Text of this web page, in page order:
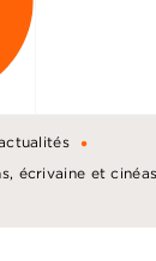
•
écrivaine et